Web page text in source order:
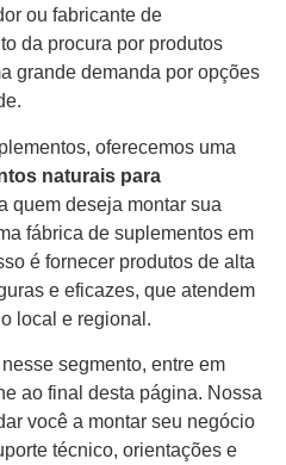
ou fabricante de
da procura por produtos
grande demanda por opções
oferecemos uma
naturais para
quem deseja montar sua
fábrica de suplementos em
é fornecer produtos de alta
e eficazes, que atendem
local e regional.
segmento, entre em
ao final desta página. Nossa
você a montar seu negócio
técnico, orientações e